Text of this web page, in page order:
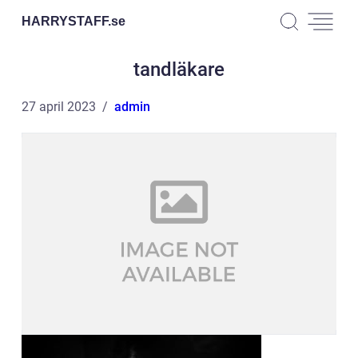
HARRYSTAFF.se
tandläkare
27 april 2023 admin